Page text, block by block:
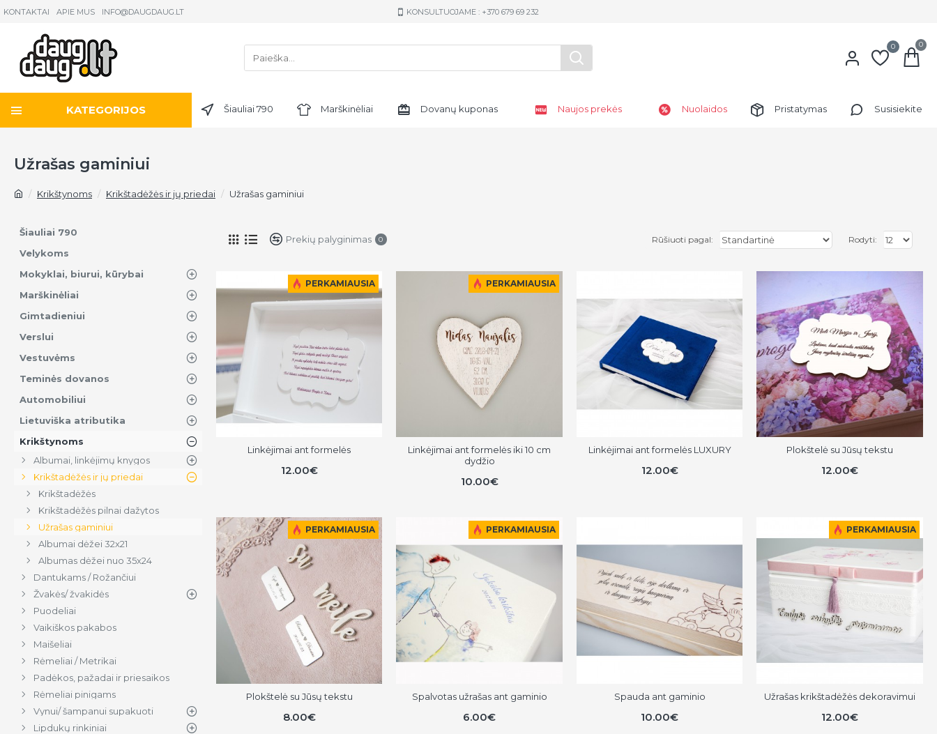
KONTAKTAI APIE MUS INFO@DAUGDAUG.LT KONSULTUOJAME : +370 679 69 232
0 0
KATEGORIJOS Šiauliai 790 Marškinėliai Dovanų kuponas Naujos prekės Nuolaidos Pristatymas Susisiekite
Krikštynoms Krikštadėžės ir jų priedai Užrašas gaminiui
Užrašas gaminiui
Šiauliai 790
Velykoms
Mokyklai, biurui, kūrybai
Marškinėliai
Gimtadieniui
Verslui
Vestuvėms
Teminės dovanos
Automobiliui
Lietuviška atributika
Krikštynoms
Albumai, linkėjimų knygos
Krikštadėžės ir jų priedai
Krikštadėžės
Krikštadėžės pilnai dažytos
Užrašas gaminiui
Albumai dėžei 32x21
Albumas dėžei nuo 35x24
Dantukams / Rožančiui
Žvakės/ žvakidės
Puodeliai
Vaikiškos pakabos
Maišeliai
Rėmeliai / Metrikai
Padėkos, pažadai ir priesaikos
Rėmeliai pinigams
Vynui/ šampanui supakuoti
Lipdukų rinkiniai
Prekių palyginimas 0 Rūšiuoti pagal: Rodyti:
PERKAMIAUSIA
Linkėjimai ant formelės
12.00€
PERKAMIAUSIA
Linkėjimai ant formelės iki 10 cm
dydžio
10.00€
Linkėjimai ant formelės LUXURY
12.00€
Plokštelė su Jūsų tekstu
12.00€
PERKAMIAUSIA
Plokštelė su Jūsų tekstu
8.00€
PERKAMIAUSIA
Spalvotas užrašas ant gaminio
6.00€
Spauda ant gaminio
10.00€
PERKAMIAUSIA
Užrašas krikštadėžės dekoravimui
12.00€